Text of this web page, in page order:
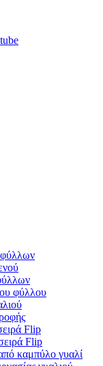
φύλλου
Flip
Flip
καμπύλο γυαλί